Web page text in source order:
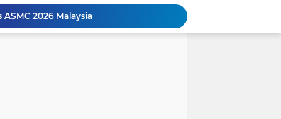
2026 Malaysia
Kolaborasi dengan Burger Bangor